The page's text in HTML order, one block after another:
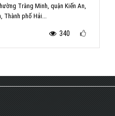
Tràng Minh, quận Kiến An,
Thành phố Hải...
340